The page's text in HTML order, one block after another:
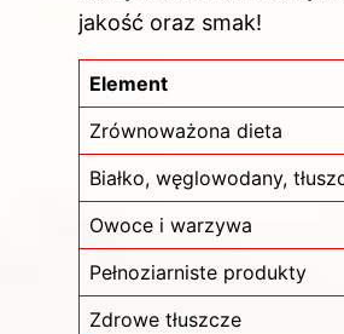
jakość oraz smak!
Element
Zrównoważona dieta
Białko, węglowodany,
Owoce i warzywa
Pełnoziarniste produkty
Zdrowe tłuszcze